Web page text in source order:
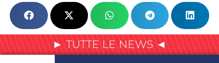
► TUTTE LE NEWS ◄